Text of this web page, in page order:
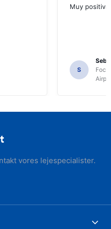
Muy positiva
S
Foco
vores lejespecialister.